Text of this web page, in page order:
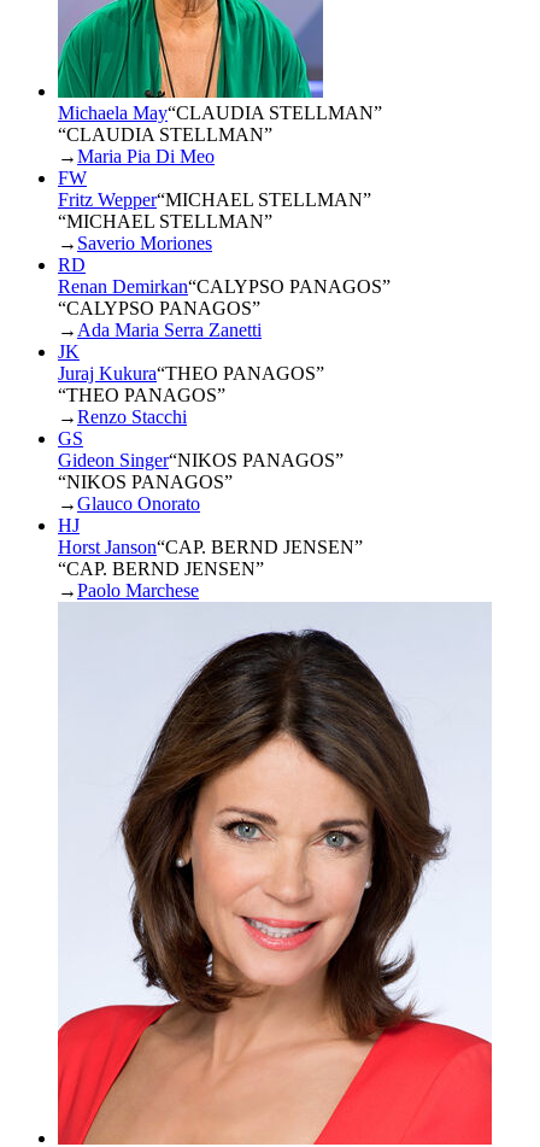
Michaela May“CLAUDIA STELLMAN”
“CLAUDIA STELLMAN”
→Maria Pia Di Meo
FW
Fritz Wepper“MICHAEL STELLMAN”
“MICHAEL STELLMAN”
→ Saverio Moriones
RD
Renan Demirkan“CALYPSO PANAGOS”
“CALYPSO PANAGOS”
→ Ada Maria Serra Zanetti
JK
Juraj Kukura“THEO PANAGOS”
“THEO PANAGOS”
→Renzo Stacchi
GS
Gideon Singer“NIKOS PANAGOS”
“NIKOS PANAGOS”
→Glauco Onorato
HJ
Horst Janson“CAP. BERND JENSEN”
“CAP. BERND JENSEN”
→Paolo Marchese